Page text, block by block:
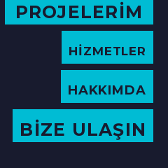
PROJELERİM
HİZMETLER
HAKKIMDA
BİZE ULAŞIN